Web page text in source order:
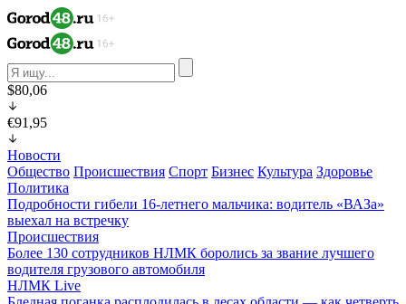
$80,06
€91,95
Новости
Общество Происшествия Спорт Бизнес Культура Здоровье
Политика
Подробности гибели 16-летнего мальчика: водитель «ВАЗа»
выехал на встречку
Происшествия
Более 130 сотрудников НЛМК боролись за звание лучшего
водителя грузового автомобиля
НЛМК Live